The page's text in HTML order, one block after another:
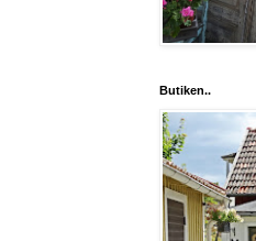
Butiken..